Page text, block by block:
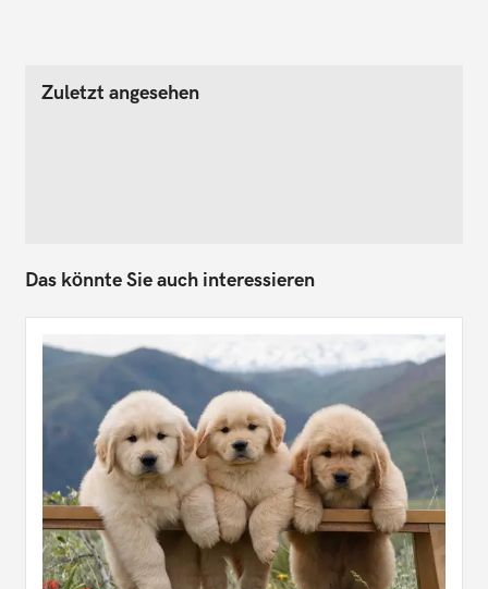
Zuletzt angesehen
Das könnte Sie auch interessieren